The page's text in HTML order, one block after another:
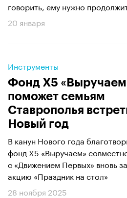
говорить, ему нужно
20 января
Инструменты
Фонд Х5
поможет семьям
Ставрополья
Новый год
В канун Нового года
фонд Х5 «Выручаем»
с «Движением Первых» вновь
акцию «Праздник на стол»
28 ноября 2025